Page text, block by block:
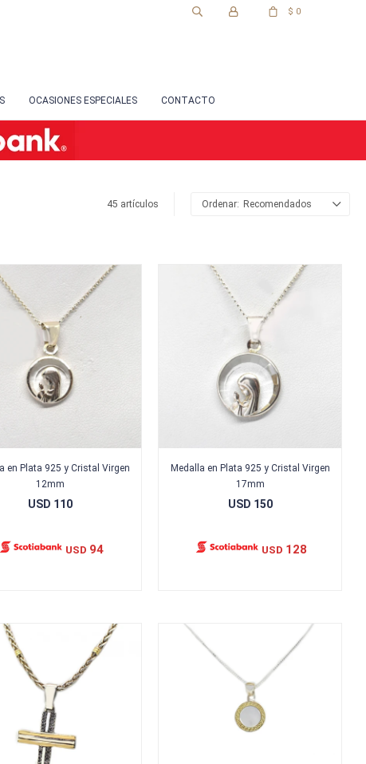
OCASIONES ESPECIALES CONTACTO
$ 0
45 artículos Recomendados
en Plata 925 y Cristal Virgen
12mm
USD 110
USD 94
Medalla en Plata 925 y Cristal Virgen
17mm
USD 150
USD 128